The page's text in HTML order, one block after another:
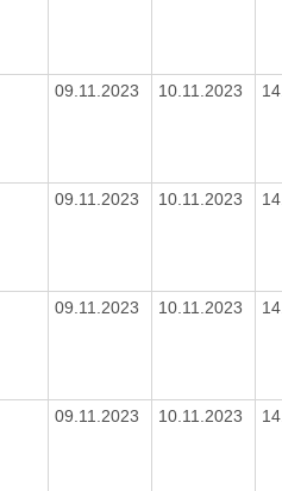
09.11.2023 10.11.2023
09.11.2023 10.11.2023
09.11.2023 10.11.2023
09.11.2023 10.11.2023